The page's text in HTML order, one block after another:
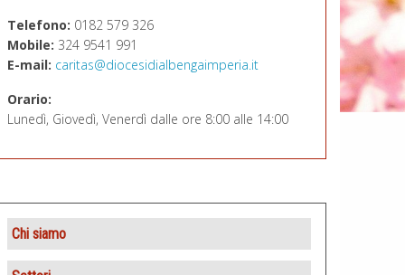
Telefono: 0182 579 326
Mobile: 324 9541 991
E-mail: caritas@diocesidialbengaimperia.it
Orario:
Lunedì, Giovedì, Venerdì dalle ore 8:00 alle 14:00
Chi siamo
Presentazione